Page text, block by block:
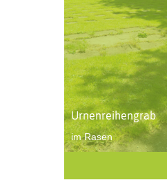
Urnenreihengrab
im Rasen